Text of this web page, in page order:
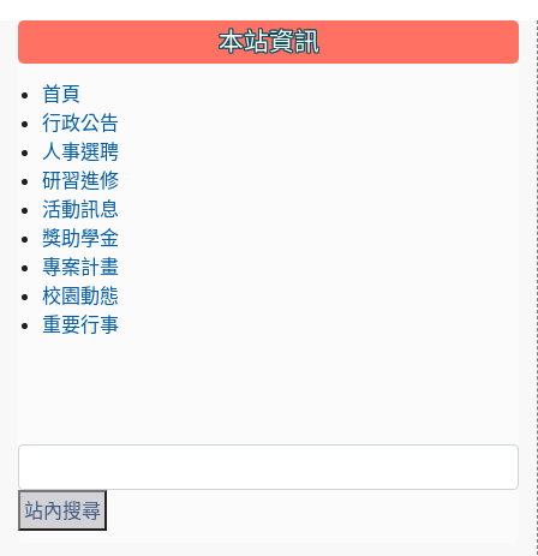
::: 本站資訊
首頁
行政公告
人事選聘
研習進修
活動訊息
獎助學金
專案計畫
校園動態
重要行事